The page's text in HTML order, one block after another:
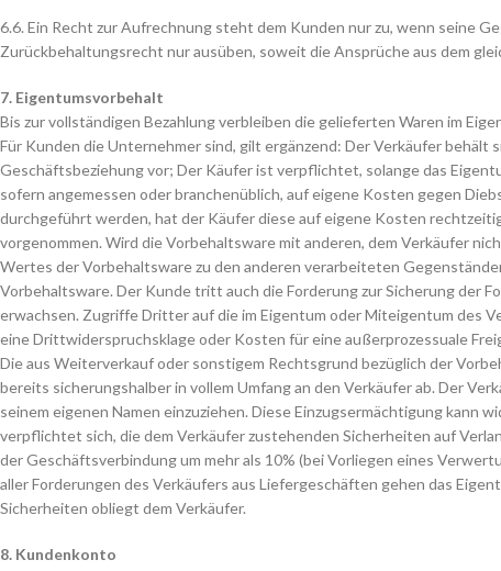
6.6. Ein Recht zur Aufrechnung steht dem Kunden nur zu, wenn seine
Zurückbehaltungsrecht nur ausüben, soweit die Ansprüche aus dem
7. Eigentumsvorbehalt
Bis zur vollständigen Bezahlung verbleiben die gelieferten Waren im
Für Kunden die Unternehmer sind, gilt ergänzend: Der Verkäufer behält
Geschäftsbeziehung vor; Der Käufer ist verpflichtet, solange das
sofern angemessen oder branchenüblich, auf eigene Kosten gegen
durchgeführt werden, hat der Käufer diese auf eigene Kosten
vorgenommen. Wird die Vorbehaltsware mit anderen, dem Verkäufer
Wertes der Vorbehaltsware zu den anderen verarbeiteten
Vorbehaltsware. Der Kunde tritt auch die Forderung zur Sicherung der
erwachsen. Zugriffe Dritter auf die im Eigentum oder Miteigentum des
eine Drittwiderspruchsklage oder Kosten für eine außerprozessuale
Die aus Weiterverkauf oder sonstigem Rechtsgrund bezüglich der
bereits sicherungshalber in vollem Umfang an den Verkäufer ab. Der
seinem eigenen Namen einzuziehen. Diese Einzugsermächtigung
verpflichtet sich, die dem Verkäufer zustehenden Sicherheiten auf
der Geschäftsverbindung um mehr als 10% (bei Vorliegen eines
aller Forderungen des Verkäufers aus Liefergeschäften gehen das
Sicherheiten obliegt dem Verkäufer.
8. Kundenkonto